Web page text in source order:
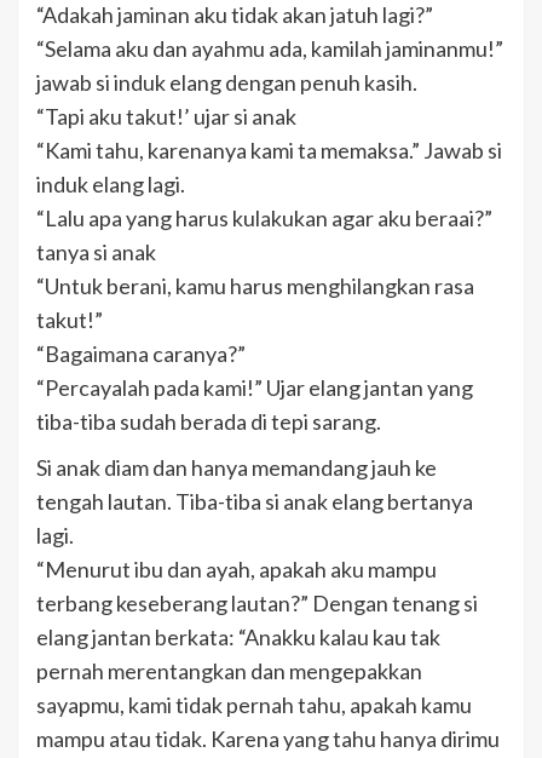
“Adakah jaminan aku tidak akan jatuh lagi?”
“Selama aku dan ayahmu ada, kamilah jaminanmu!”
jawab si induk elang dengan penuh kasih.
“Tapi aku takut!’ ujar si anak
“Kami tahu, karenanya kami ta memaksa.” Jawab si
induk elang lagi.
“Lalu apa yang harus kulakukan agar aku beraai?”
tanya si anak
“Untuk berani, kamu harus menghilangkan rasa
takut!”
“Bagaimana caranya?”
“Percayalah pada kami!” Ujar elang jantan yang
tiba-tiba sudah berada di tepi sarang.
Si anak diam dan hanya memandang jauh ke
tengah lautan. Tiba-tiba si anak elang bertanya
lagi.
“Menurut ibu dan ayah, apakah aku mampu
terbang keseberang lautan?” Dengan tenang si
elang jantan berkata: “Anakku kalau kau tak
pernah merentangkan dan mengepakkan
sayapmu, kami tidak pernah tahu, apakah kamu
mampu atau tidak. Karena yang tahu hanya dirimu